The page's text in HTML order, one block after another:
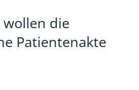
die
Patientenakte